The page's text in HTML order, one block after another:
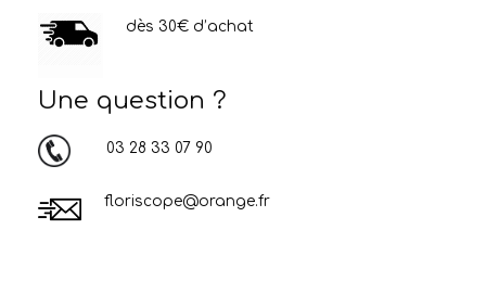
dès 30€ d’achat
Une question ?
03 28 33 07 90
floriscope@orange.fr